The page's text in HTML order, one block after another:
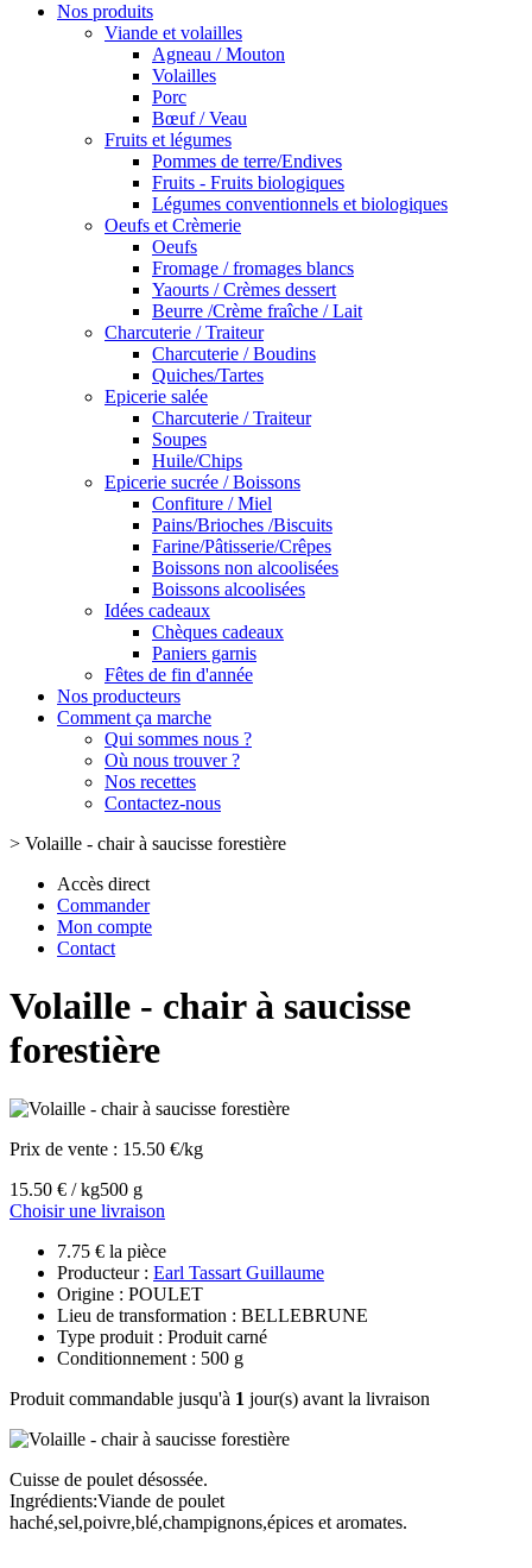
Nos produits
Viande et volailles
Agneau / Mouton
Volailles
Porc
Bœuf / Veau
Fruits et légumes
Pommes de terre/Endives
Fruits - Fruits biologiques
Légumes conventionnels et biologiques
Oeufs et Crèmerie
Oeufs
Fromage / fromages blancs
Yaourts / Crèmes dessert
Beurre /Crème fraîche / Lait
Charcuterie / Traiteur
Charcuterie / Boudins
Quiches/Tartes
Epicerie salée
Charcuterie / Traiteur
Soupes
Huile/Chips
Epicerie sucrée / Boissons
Confiture / Miel
Pains/Brioches /Biscuits
Farine/Pâtisserie/Crêpes
Boissons non alcoolisées
Boissons alcoolisées
Idées cadeaux
Chèques cadeaux
Paniers garnis
Fêtes de fin d'année
Nos producteurs
Comment ça marche
Qui sommes nous ?
Où nous trouver ?
Nos recettes
Contactez-nous
> Volaille - chair à saucisse forestière
Accès direct
Commander
Mon compte
Contact
Volaille - chair à saucisse
forestière
Prix de vente : 15.50 €/kg
15.50 € / kg500 g
Choisir une livraison
7.75 € la pièce
Producteur : Earl Tassart Guillaume
Origine : POULET
Lieu de transformation : BELLEBRUNE
Type produit : Produit carné
Conditionnement : 500 g
Produit commandable jusqu'à 1 jour(s) avant la livraison
Cuisse de poulet désossée.
Ingrédients:Viande de poulet
haché,sel,poivre,blé,champignons,épices et aromates.